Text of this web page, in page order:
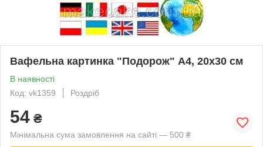
Вафельна картинка "Подорож" А4, 20х30 см
В наявності
Код: vk1359
Роздріб
54 ₴
Мінімальна сума замовлення на сайті — 500 ₴